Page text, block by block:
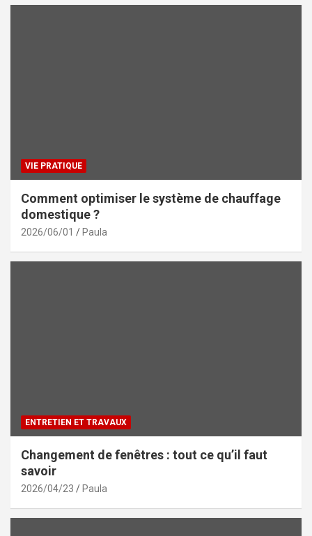
VIE PRATIQUE
Comment optimiser le système de chauffage
domestique ?
2026/06/01 Paula
ENTRETIEN ET TRAVAUX
Changement de fenêtres : tout ce qu’il faut
savoir
2026/04/23 Paula